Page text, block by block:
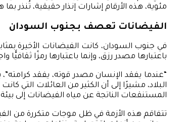
مئوية، هذه الأرقام إشارات إنذار حقيقية، تُنذر
الفيضانات تعصف بجنوب السودان
في جنوب السودان، كانت الفيضانات الأخيرة
باعتبارها مصدر رزق، وإنما باعتبارها رمزًا
“عندما يفقد الإنسان مصدر قوته، يفقد
المستنقعات الناتجة عن مياه الفيضانات إلى